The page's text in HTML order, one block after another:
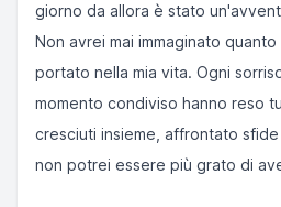
giorno da allora è stato
Non avrei mai immaginato
portato nella mia vita. Ogni
momento condiviso hanno reso
cresciuti insieme, affrontato
non potrei essere più grato di